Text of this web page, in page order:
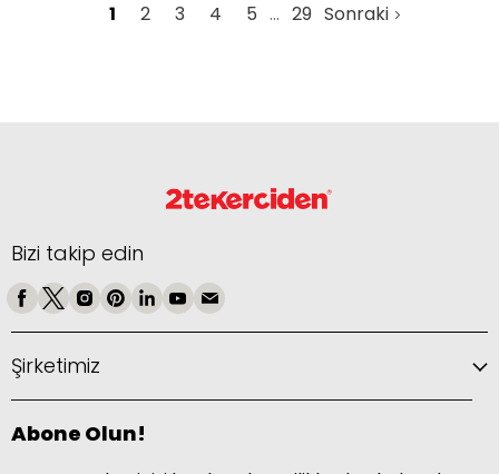
1 2 3 4 5 29 Sonraki
Bizi takip edin
Şirketimiz
Abone Olun!